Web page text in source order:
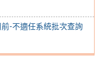
-不適任系統批次查詢